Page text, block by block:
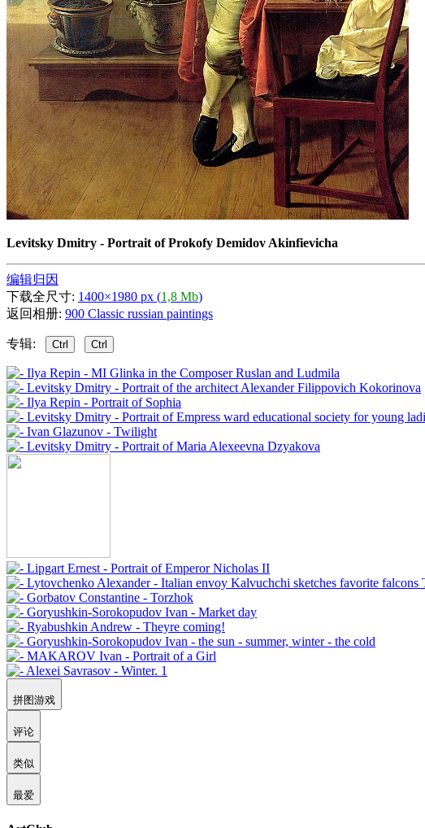
Levitsky Dmitry - Portrait of Prokofy Demidov Akinfievicha
编辑归因
下载全尺寸: 1400×1980 px (1,8 Mb)
返回相册: 900 Classic russian paintings
专辑: Ctrl Ctrl
拼图游戏
评论
类似
最爱